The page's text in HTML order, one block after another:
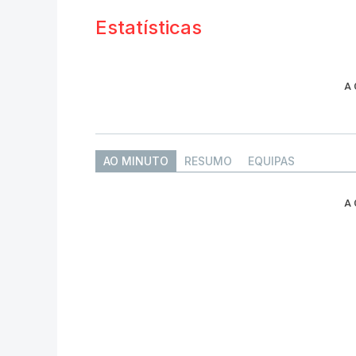
Estatísticas
A
AO MINUTO RESUMO EQUIPAS
A